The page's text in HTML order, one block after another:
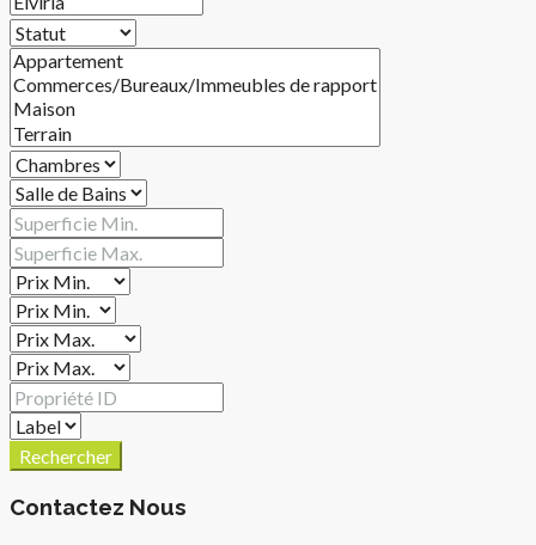
Rechercher
Contactez Nous